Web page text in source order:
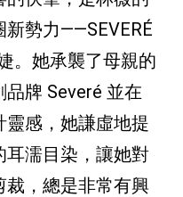
勢力——SEVERÉ
。她承襲了母親的
牌 Severé 並在
靈感，她謙虛地提
耳濡目染，讓她對
，總是非常有興